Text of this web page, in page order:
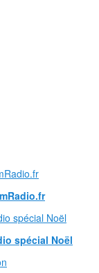
spécial Noël